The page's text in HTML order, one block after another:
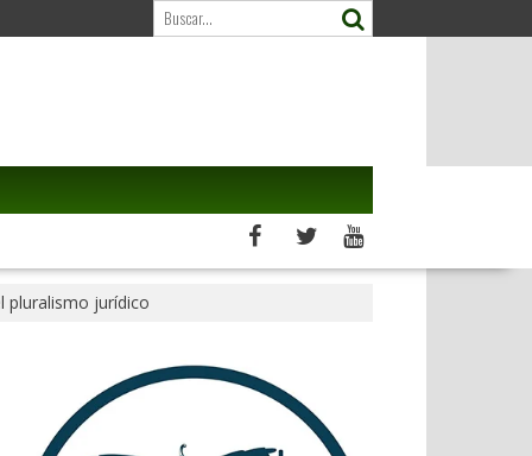
pluralismo jurídico